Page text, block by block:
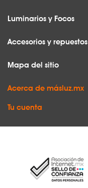
Luminarios y Focos
Accesorios y repuestos
Mapa del sitio
Acerca de másluz.mx
Tu cuenta